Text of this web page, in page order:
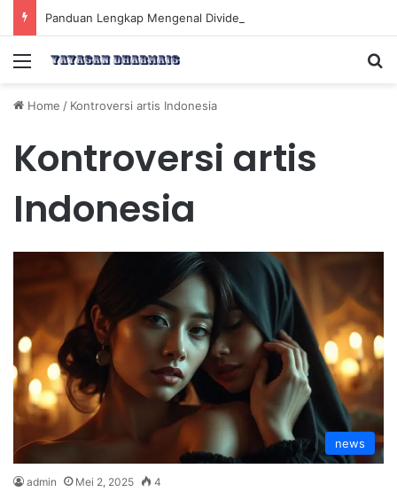
Menu
Home / Kontroversi artis Indonesia
Kontroversi artis
Indonesia
news
admin Mei 2, 2025 4